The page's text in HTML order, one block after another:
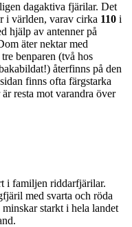
dagaktiva fjärilar. Det
i världen, varav cirka 110 i
hjälp av antenner på
äter nektar med
benparen (två hos
återfinns på den
finns ofta färgstarka
resta mot varandra över
i familjen riddarfjärilar.
med svarta och röda
starkt i hela landet